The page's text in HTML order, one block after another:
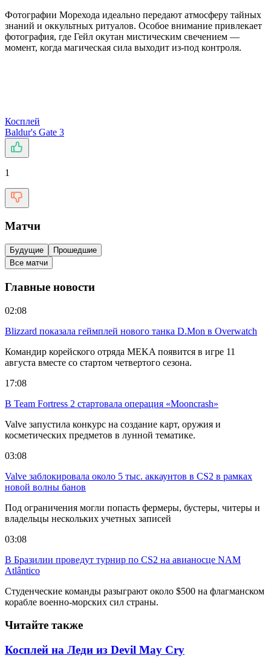
Фотографии Морехода идеально передают атмосферу тайных
знаний и оккультных ритуалов. Особое внимание привлекает
фотография, где Гейл окутан мистическим свечением —
момент, когда магическая сила выходит из-под контроля.
Косплей
Baldur's Gate 3
1
Матчи
Будущие
Прошедшие
Все матчи
Главные новости
02:08
Blizzard показала геймплей нового танка D.Mon в Overwatch
Командир корейского отряда MEKA появится в игре 11
августа вместе со стартом четвертого сезона.
17:08
В Team Fortress 2 стартовала операция «Mooncrash»
Valve запустила конкурс на создание карт, оружия и
косметических предметов в лунной тематике.
03:08
Valve заблокировала около 5 тыс. аккаунтов в CS2 в рамках
новой волны банов
Под ограничения могли попасть фермеры, бустеры, читеры и
владельцы нескольких учетных записей
03:08
В Бразилии проведут турнир по CS2 на авианосце NAM
Atlântico
Студенческие команды разыграют около $500 на флагманском
корабле военно-морских сил страны.
Читайте также
Косплей на Леди из Devil May Cry